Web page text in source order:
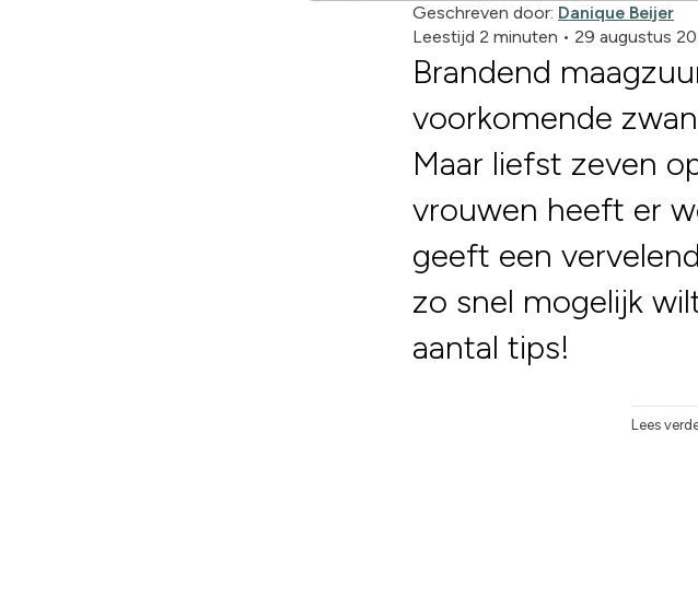
Geschreven door: Danique Beijer
Leestijd 2 minuten • 29 augustus
Brandend
voorkomende
Maar liefst zeven
vrouwen heeft er
geeft een
zo snel mogelijk
aantal tips!
Lees